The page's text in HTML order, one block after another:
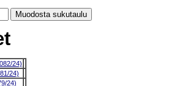
24)
24)
24)